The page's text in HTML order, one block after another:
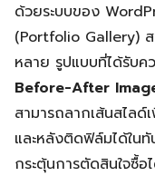
ด้วยระบบของ
(Portfolio Gallery)
หลาย รูปแบบที่ได้รับ
Before-After
สามารถลากเส้นสไล
และหลังติดฟิล์มได้ใน
กระตุ้นการตัดสินใจซื้